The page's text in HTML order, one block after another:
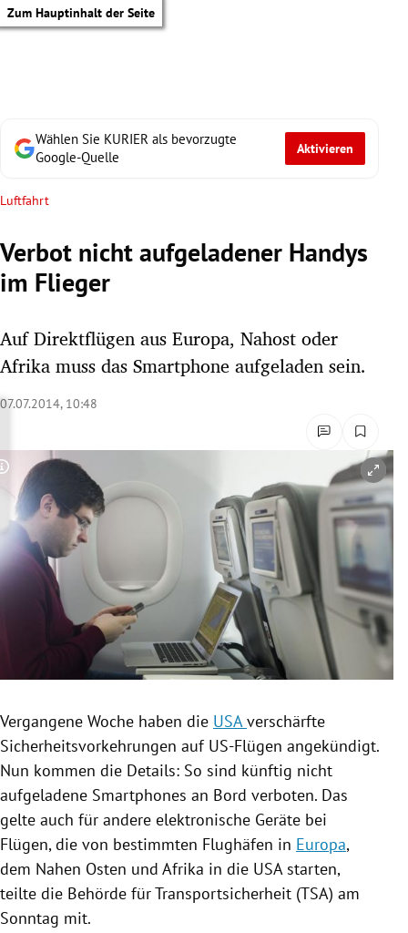
Zum Hauptinhalt der Seite
Untermenü
Untermenü
Untermenü
Untermenü
Untermenü
Untermenü
Untermenü
Wählen Sie KURIER als bevorzugte
Google-Quelle
Aktivieren
Luftfahrt
Verbot nicht aufgeladener Handys
im Flieger
Auf Direktflügen aus Europa, Nahost oder
Afrika muss das Smartphone aufgeladen sein.
07.07.2014, 10:48
Copyright-Hinweis öffnen/schließen
Vergangene Woche haben die USAverschärfte
Sicherheitsvorkehrungen auf US-Flügen angekündigt.
Nun kommen die Details: So sind künftig nicht
aufgeladene Smartphones an Bord verboten. Das
gelte auch für andere elektronische Geräte bei
Flügen, die von bestimmten Flughäfen in Europa,
dem Nahen Osten und Afrika in die USAstarten,
teilte die Behörde für Transportsicherheit (TSA) am
Sonntag mit.